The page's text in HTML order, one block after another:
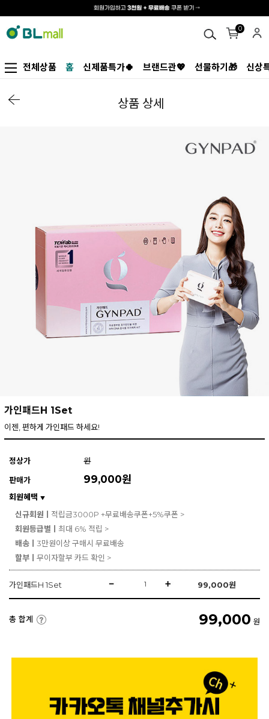
0
전체상품 홈 신제품특가🍀 브랜드관💖 선물하기🎁 신상
상품 상세
가인패드H 1Set
이젠, 편하게 가인패드 하세요!
정상가
원
판매가
99,000원
회원혜택 ▼
신규회원ㅣ 적립금3000P +무료배송쿠폰+5%쿠폰 >
회원등급별ㅣ 최대 6% 적립 >
배송ㅣ 3만원이상 구매시 무료배송
할부ㅣ 무이자할부 카드 확인 >
가인패드H 1Set 99,000원
총 합계 99,000 원